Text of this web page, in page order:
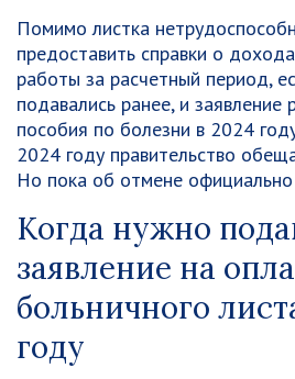
Помимо листка
предоставить справки о
работы за расчетный период,
подавались ранее, и заявление
пособия по болезни в 2024
2024 году правительство
Но пока об отмене
Когда нужно
заявление на
больничного
году